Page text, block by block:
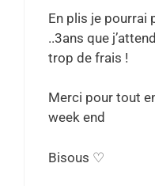
En plis je pourrai
..3ans que
trop de frais !
Merci pour tout
week end
Bisous ♡